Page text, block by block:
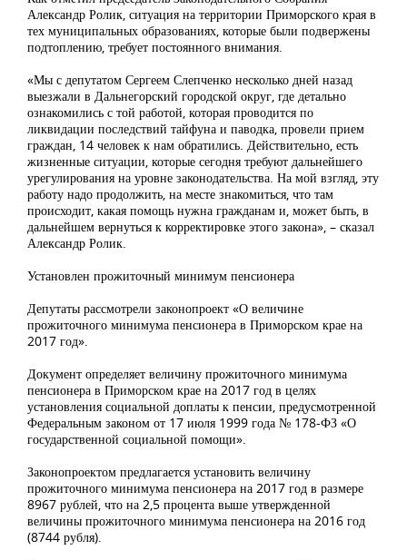
Александр Ролик, ситуация на территории Приморского края в
тех муниципальных образованиях, которые были подвержены
подтоплению, требует постоянного внимания.
«Мы с депутатом Сергеем Слепченко несколько дней назад
выезжали в Дальнегорский городской округ, где детально
ознакомились с той работой, которая проводится по
ликвидации последствий тайфуна и паводка, провели прием
граждан, 14 человек к нам обратились. Действительно, есть
жизненные ситуации, которые сегодня требуют дальнейшего
урегулирования на уровне законодательства. На мой взгляд, эту
работу надо продолжить, на месте знакомиться, что там
происходит, какая помощь нужна гражданам и, может быть, в
дальнейшем вернуться к корректировке этого закона», – сказал
Александр Ролик.
Установлен прожиточный минимум пенсионера
Депутаты рассмотрели законопроект «О величине
прожиточного минимума пенсионера в Приморском крае на
2017 год».
Документ определяет величину прожиточного минимума
пенсионера в Приморском крае на 2017 год в целях
установления социальной доплаты к пенсии, предусмотренной
Федеральным законом от 17 июля 1999 года № 178-ФЗ «О
государственной социальной помощи».
Законопроектом предлагается установить величину
прожиточного минимума пенсионера на 2017 год в размере
8967 рублей, что на 2,5 процента выше утвержденной
величины прожиточного минимума пенсионера на 2016 год
(8744 рубля).